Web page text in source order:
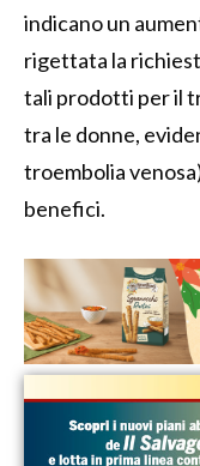
indicano un
rigettata la
tali prodotti per il
tra le donne,
troembolia
benefici.